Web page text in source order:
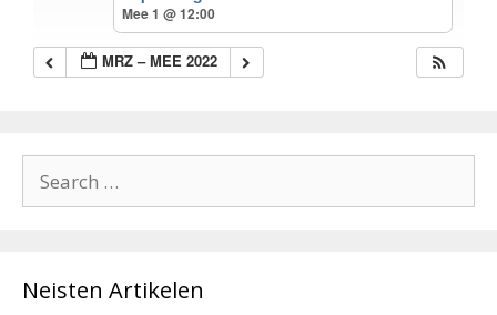
Mee 1 @ 12:00
MRZ – MEE 2022
for:
Neisten Artikelen